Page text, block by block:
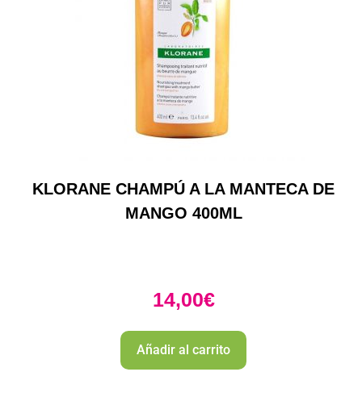
KLORANE CHAMPÚ A LA MANTECA DE
MANGO 400ML
14,00€
Añadir al carrito